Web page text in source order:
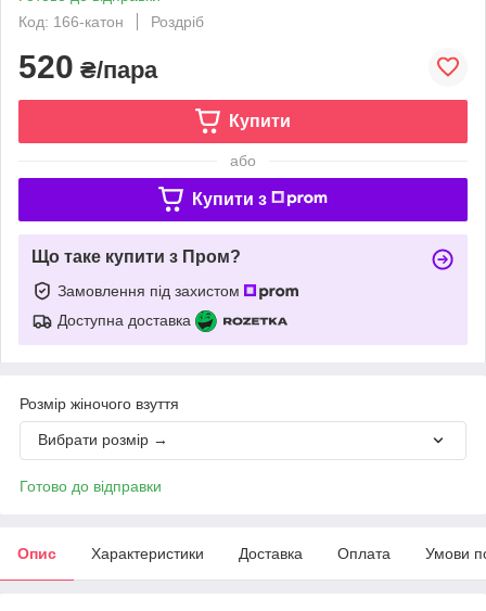
Код: 166-катон
Роздріб
520 ₴/пара
Купити
або
Купити з
Що таке купити з Пром?
Замовлення під захистом
Доступна доставка
Розмір жіночого взуття
Вибрати розмір →
Готово до відправки
Опис Характеристики Доставка Оплата Умови